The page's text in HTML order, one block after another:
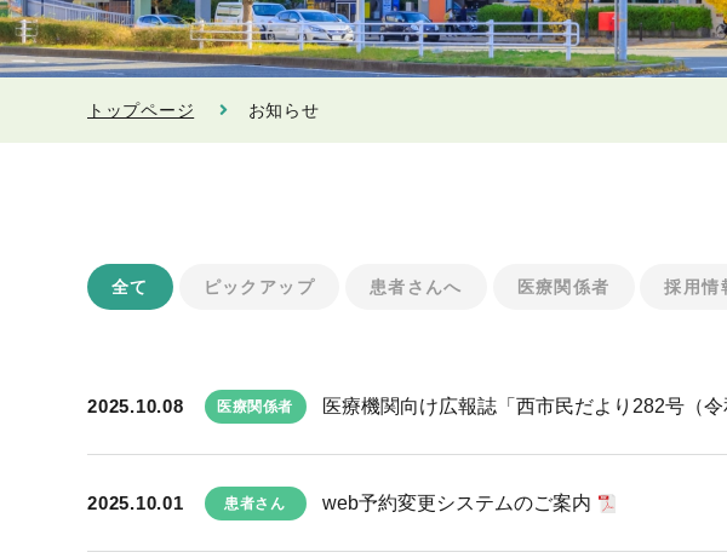
トップページ お知らせ
全て ピックアップ 患者さんへ 医療関係者 採用情
2025.10.08 医療関係者 医療機関向け広報誌「西市民だより282号（
2025.10.01 患者さん web予約変更システムのご案内